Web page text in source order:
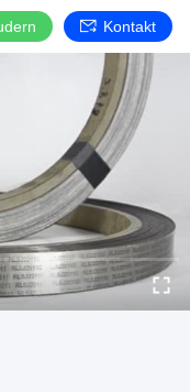
Kontakt